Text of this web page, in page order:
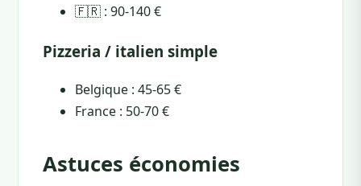
🇫🇷 : 90-140 €
Pizzeria / italien simple
Belgique : 45-65 €
France : 50-70 €
Astuces économies